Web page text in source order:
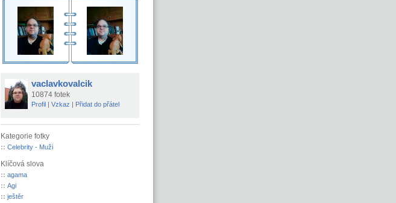
vaclavkovalcik
10874 fotek
Profil| Vzkaz | Přidat do přátel
Kategorie fotky
:: Celebrity - Muži
Klíčová slova
:: agama
:: Agi
:: ještěr